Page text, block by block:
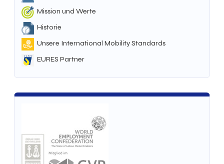
Mission und Werte
Historie
Unsere International Mobility Standards
EURES Partner